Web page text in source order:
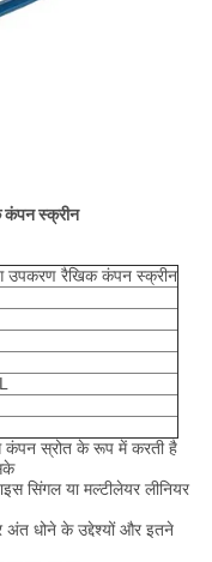
कंपन स्क्रीन
उपकरण रैखिक कंपन स्क्रीन
कंपन स्रोत के रूप में करती है
सिंगल या मल्टीलेयर लीनियर
अंत धोने के उद्देश्यों और इतने